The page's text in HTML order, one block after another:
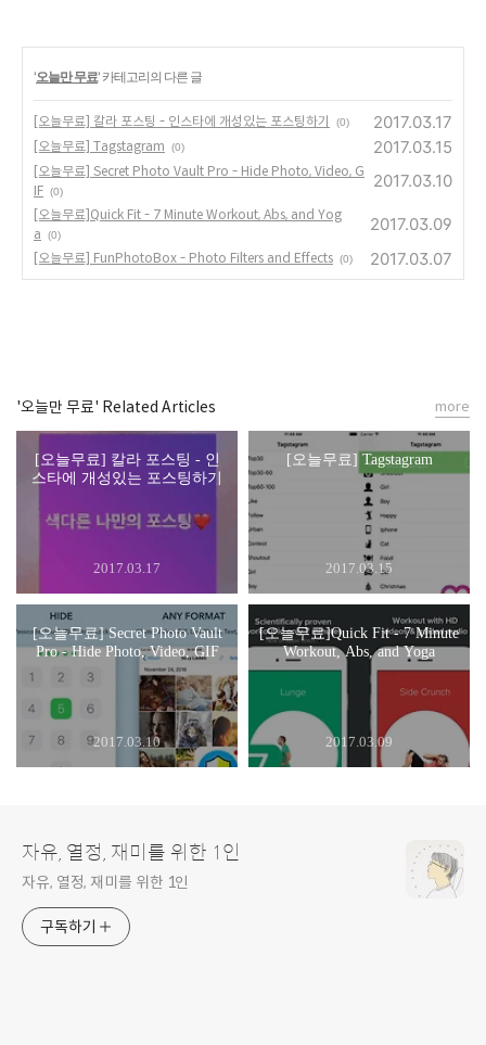
'오늘만 무료' 카테고리의 다른 글
[오늘무료] 칼라 포스팅 - 인스타에 개성있는 포스팅하기 (0) 2017.03.17
[오늘무료] Tagstagram (0) 2017.03.15
[오늘무료] Secret Photo Vault Pro - Hide Photo, Video, G
IF (0)
2017.03.10
[오늘무료]Quick Fit - 7 Minute Workout, Abs, and Yog
a
(0)
2017.03.09
[오늘무료] FunPhotoBox - Photo Filters and Effects (0) 2017.03.07
'오늘만 무료' Related Articles
[오늘무료] 칼라 포스팅 - 인
스타에 개성있는 포스팅하기
2017.03.17
[오늘무료] Tagstagram
2017.03.15
[오늘무료] Secret Photo Vault
Pro - Hide Photo, Video, GIF
2017.03.10
[오늘무료]Quick Fit - 7 Minute
Workout, Abs, and Yoga
2017.03.09
more
자유, 열정, 재미를 위한 1인
자유, 열정, 재미를 위한 1인
구독하기